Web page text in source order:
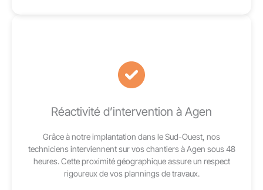
Réactivité d’intervention à Agen
Grâce à notre implantation dans le Sud-Ouest, nos
techniciens interviennent sur vos chantiers à Agen sous 48
heures. Cette proximité géographique assure un respect
rigoureux de vos plannings de travaux.